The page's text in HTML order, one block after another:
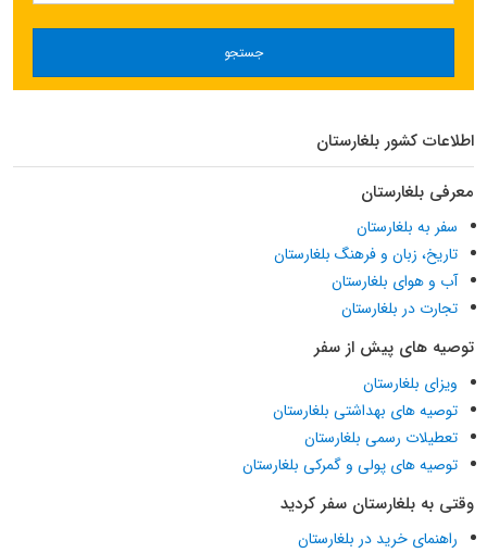
جستجو
اطلاعات کشور بلغارستان
معرفی بلغارستان
سفر به بلغارستان
تاریخ، زبان و فرهنگ بلغارستان
آب و هوای بلغارستان
تجارت در بلغارستان
توصیه های پیش از سفر
ویزای بلغارستان
توصیه های بهداشتی بلغارستان
تعطیلات رسمی بلغارستان
توصیه های پولی و گمرکی بلغارستان
وقتی به بلغارستان سفر کردید
راهنمای خرید در بلغارستان